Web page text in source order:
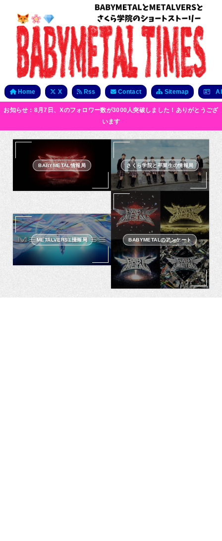
Home X Rss Contact Sitemap
お知らせ：8月7日、Xのフォロワー数が3000人突破しました！ありがとうござ
います
BABYMETAL情報局 さくら学院と卒業生の情報局
METALVERSE情報局 BABYMETALのアンケート